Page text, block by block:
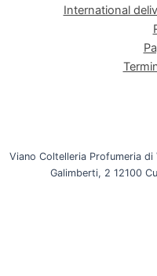
International
Viano Coltelleria Profumeria
Galimberti, 2 12100